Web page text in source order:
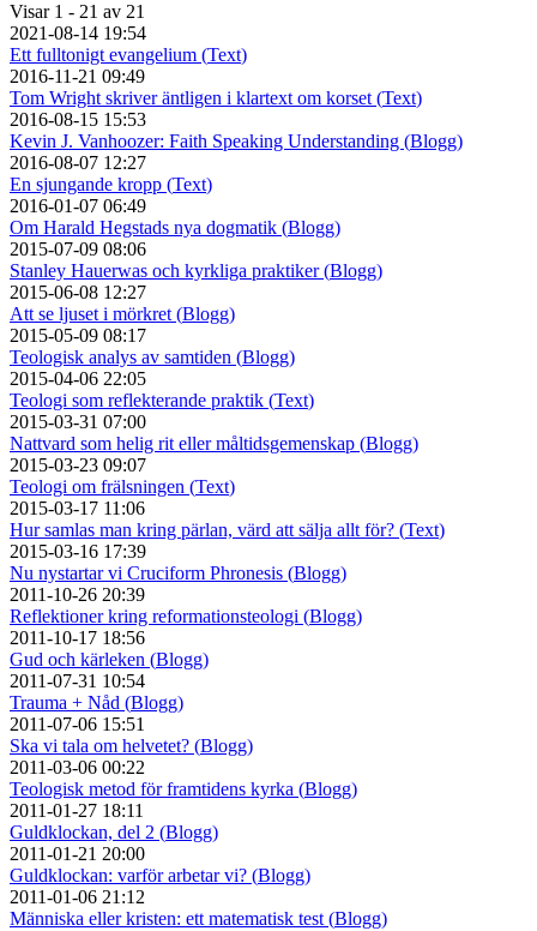
Visar 1 - 21 av 21
2021-08-14 19:54
Ett fulltonigt evangelium (Text)
2016-11-21 09:49
Tom Wright skriver äntligen i klartext om korset (Text)
2016-08-15 15:53
Kevin J. Vanhoozer: Faith Speaking Understanding (Blogg)
2016-08-07 12:27
En sjungande kropp (Text)
2016-01-07 06:49
Om Harald Hegstads nya dogmatik (Blogg)
2015-07-09 08:06
Stanley Hauerwas och kyrkliga praktiker (Blogg)
2015-06-08 12:27
Att se ljuset i mörkret (Blogg)
2015-05-09 08:17
Teologisk analys av samtiden (Blogg)
2015-04-06 22:05
Teologi som reflekterande praktik (Text)
2015-03-31 07:00
Nattvard som helig rit eller måltidsgemenskap (Blogg)
2015-03-23 09:07
Teologi om frälsningen (Text)
2015-03-17 11:06
Hur samlas man kring pärlan, värd att sälja allt för? (Text)
2015-03-16 17:39
Nu nystartar vi Cruciform Phronesis (Blogg)
2011-10-26 20:39
Reflektioner kring reformationsteologi (Blogg)
2011-10-17 18:56
Gud och kärleken (Blogg)
2011-07-31 10:54
Trauma + Nåd (Blogg)
2011-07-06 15:51
Ska vi tala om helvetet? (Blogg)
2011-03-06 00:22
Teologisk metod för framtidens kyrka (Blogg)
2011-01-27 18:11
Guldklockan, del 2 (Blogg)
2011-01-21 20:00
Guldklockan: varför arbetar vi? (Blogg)
2011-01-06 21:12
Människa eller kristen: ett matematisk test (Blogg)